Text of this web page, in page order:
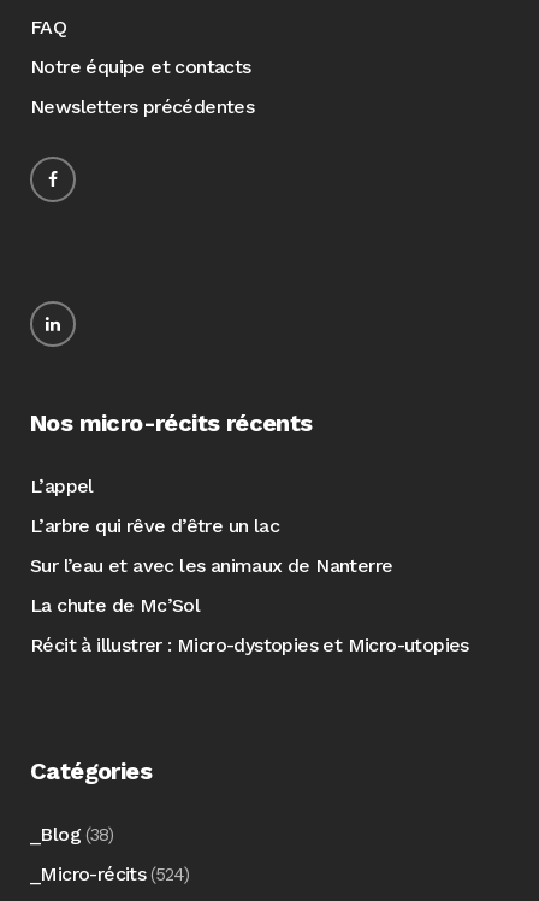
FAQ
Notre équipe et contacts
Newsletters précédentes
Nos micro-récits récents
L’appel
L’arbre qui rêve d’être un lac
Sur l’eau et avec les animaux de Nanterre
La chute de Mc’Sol
Récit à illustrer : Micro-dystopies et Micro-utopies
Catégories
_Blog (38)
_Micro-récits(524)